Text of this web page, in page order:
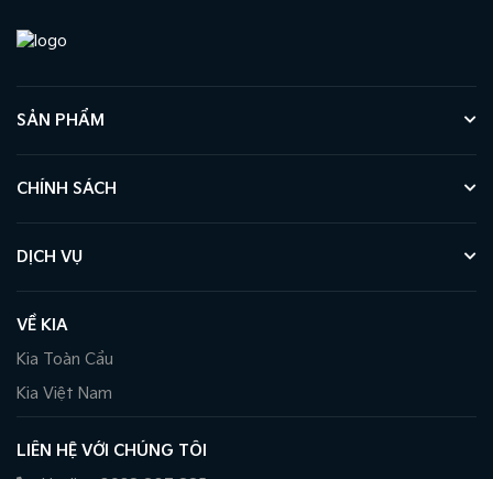
SẢN PHẨM
CHÍNH SÁCH
DỊCH VỤ
VỀ KIA
Kia Toàn Cầu
Kia Việt Nam
LIÊN HỆ VỚI CHÚNG TÔI